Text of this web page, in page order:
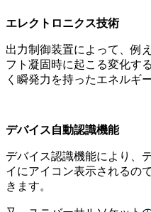
エレクトロニクス技術
出力制御装置によって、例
フト凝固時に起こる変化す
く瞬発力を持ったエネルギ
デバイス自動認識機能
デバイス認識機能により、
イにアイコン表示されるの
きます。